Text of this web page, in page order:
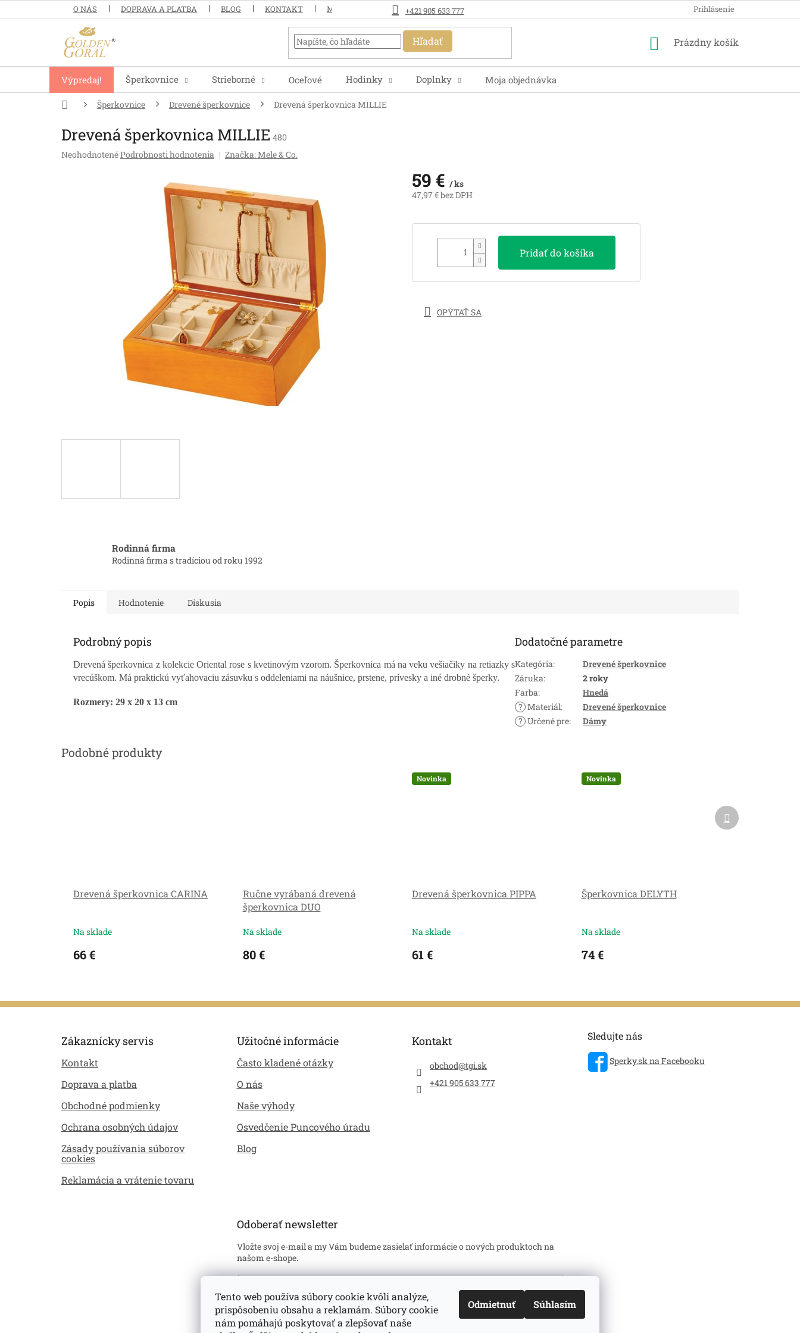
Tento web používa súbory cookie kvôli analýze,
prispôsobeniu obsahu a reklamám. Súbory cookie
nám pomáhajú poskytovať a zlepšovať naše
Odmietnuť Súhlasím
na
+421 905 633 777
O NÁS DOPRAVA A PLATBA BLOG KONTAKT MOJA OBJEDNÁVKA Prihlásenie
Hľadať
Nákupný
Prázdny košík
Výpredaj! Šperkovnice Strieborné Oceľové Hodinky Doplnky Moja objednávka
DomovŠperkovnice Drevené šperkovnice Drevená šperkovnica MILLIE
Drevená šperkovnica MILLIE 480
Priemerné
NeohodnotenéPodrobnosti hodnotenia Značka:Mele & Co.
59 € / ks
47,97 € bez DPH
cena:
Pridať do košíka
OPÝTAŤ SA
Rodinná firma
Rodinná firma s tradíciou od roku 1992
Popis Hodnotenie Diskusia
Podrobný popis
Drevená šperkovnica z kolekcie Oriental rose s kvetinovým vzorom. Šperkovnica má na veku vešiačiky na retiazky s
vrecúškom. Má praktickú vyťahovaciu zásuvku s oddeleniami na náušnice, prstene, prívesky a iné drobné šperky.
Rozmery: 29 x 20 x 13 cm
Dodatočné parametre
Kategória:
Drevené šperkovnice
Záruka:
2 roky
Farba:
Hnedá
? Materiál:
Drevené šperkovnice
? Určené pre: Dámy
Drevená šperkovnica CARINA
Na sklade
66 €
Ručne vyrábaná drevená
šperkovnica DUO
Na sklade
80 €
Novinka
Drevená šperkovnica PIPPA
Na sklade
61 €
Novinka
Šperkovnica DELYTH
Na sklade
74 €
Ďalší
produkt
Zákaznícky servis
Kontakt
Doprava a platba
Obchodné podmienky
Ochrana osobných údajov
Zásady používania súborov
cookies
Reklamácia a vrátenie tovaru
Užitočné informácie
Často kladené otázky
O nás
Naše výhody
Osvedčenie Puncového úradu
Blog
Kontakt
obchod@tgi.sk
+421 905 633 777
Sledujte nás
Sperky.sk na Facebooku
Odoberať newsletter
Vložte svoj e-mail a my Vám budeme zasielať informácie o nových produktoch na
našom e-shope.
Súhlasím sospracovaním mojich osobných údajov
v súlade s príslušnými
ustanoveniami zákona č. 122/2013 Z.z. o ochrane osobných údajov. Zároveň